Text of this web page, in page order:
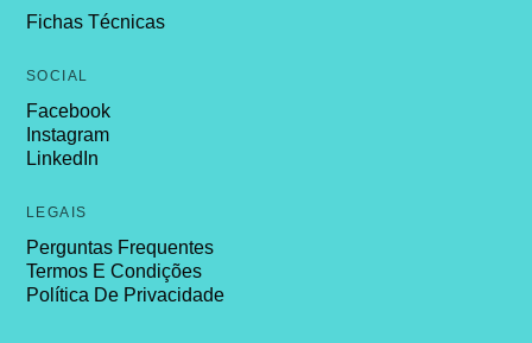
Fichas Técnicas
SOCIAL
Facebook
Instagram
LinkedIn
LEGAIS
Perguntas Frequentes
Termos E Condições
Política De Privacidade